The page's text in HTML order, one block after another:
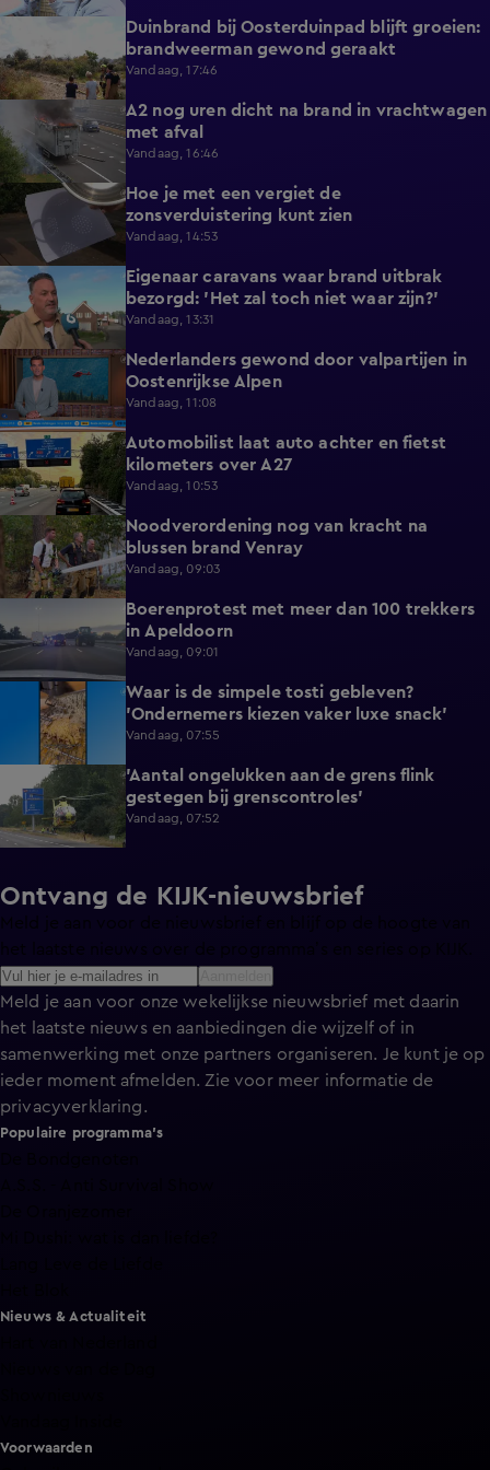
Duinbrand bij Oosterduinpad blijft groeien:
brandweerman gewond geraakt
Vandaag, 17:46
A2 nog uren dicht na brand in vrachtwagen
met afval
Vandaag, 16:46
1:21
Hoe je met een vergiet de
zonsverduistering kunt zien
Vandaag, 14:53
2:14
Eigenaar caravans waar brand uitbrak
bezorgd: 'Het zal toch niet waar zijn?'
Vandaag, 13:31
0:34
Nederlanders gewond door valpartijen in
Oostenrijkse Alpen
Vandaag, 11:08
0:39
Automobilist laat auto achter en fietst
kilometers over A27
Vandaag, 10:53
1:14
Noodverordening nog van kracht na
blussen brand Venray
Vandaag, 09:03
Boerenprotest met meer dan 100 trekkers
in Apeldoorn
Vandaag, 09:01
Waar is de simpele tosti gebleven?
'Ondernemers kiezen vaker luxe snack'
Vandaag, 07:55
'Aantal ongelukken aan de grens flink
gestegen bij grenscontroles'
Vandaag, 07:52
Ontvang de KIJK-nieuwsbrief
Meld je aan voor de nieuwsbrief en blijf op de hoogte van
Meld je aan voor onze wekelijkse nieuwsbrief met daarin
het laatste nieuws en aanbiedingen die wijzelf of in
samenwerking met onze partners organiseren. Je kunt je op
ieder moment afmelden. Zie voor meer informatie de
privacyverklaring.
Populaire programma's
Nieuws & Actualiteit
Voorwaarden